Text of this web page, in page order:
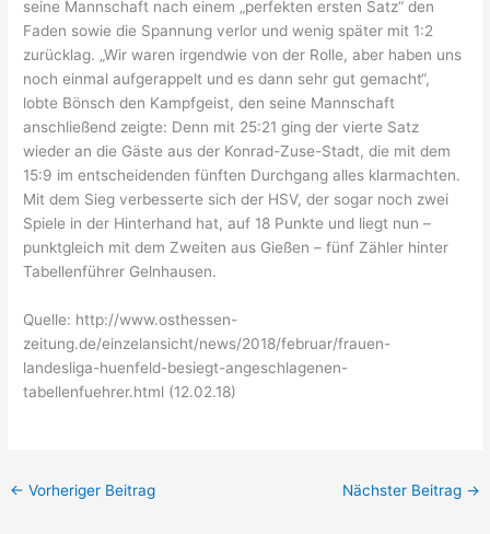
seine Mannschaft nach einem „perfekten ersten Satz“ den
Faden sowie die Spannung verlor und wenig später mit 1:2
zurücklag. „Wir waren irgendwie von der Rolle, aber haben uns
noch einmal aufgerappelt und es dann sehr gut gemacht“,
lobte Bönsch den Kampfgeist, den seine Mannschaft
anschließend zeigte: Denn mit 25:21 ging der vierte Satz
wieder an die Gäste aus der Konrad-Zuse-Stadt, die mit dem
15:9 im entscheidenden fünften Durchgang alles klarmachten.
Mit dem Sieg verbesserte sich der HSV, der sogar noch zwei
Spiele in der Hinterhand hat, auf 18 Punkte und liegt nun –
punktgleich mit dem Zweiten aus Gießen – fünf Zähler hinter
Tabellenführer Gelnhausen.
Quelle: http://www.osthessen-
zeitung.de/einzelansicht/news/2018/februar/frauen-
landesliga-huenfeld-besiegt-angeschlagenen-
tabellenfuehrer.html (12.02.18)
← Vorheriger Beitrag Nächster Beitrag →